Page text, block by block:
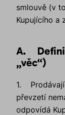
smlouvě (v
Kupujícího a
A.
„věc“)
1.
převzetí
odpovídá